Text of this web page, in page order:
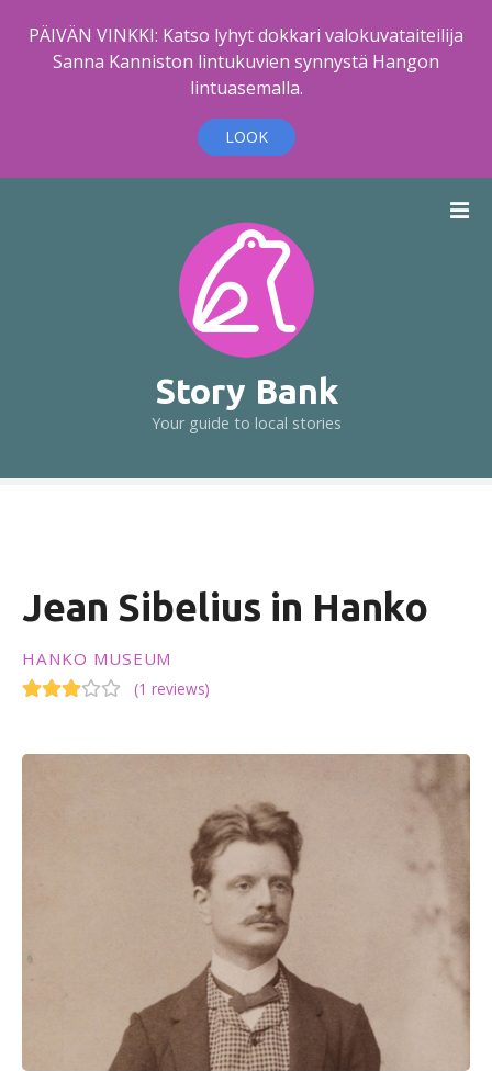
PÄIVÄN VINKKI: Katso lyhyt dokkari valokuvataiteilija
Sanna Kanniston lintukuvien synnystä Hangon
lintuasemalla.
LOOK
n
Story Bank
Your guide to local stories
Jean Sibelius in Hanko
HANKO MUSEUM
(1 reviews)